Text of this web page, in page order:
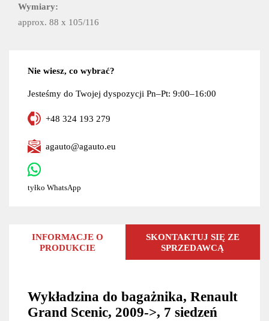
Wymiary:
approx. 88 x 105/116
Nie wiesz, co wybrać?
Jesteśmy do Twojej dyspozycji Pn–Pt: 9:00–16:00
+48 324 193 279
agauto@agauto.eu
tyłko WhatsApp
INFORMACJE O
PRODUKCIE
SKONTAKTUJ SIĘ ZE
SPRZEDAWCĄ
Wykładzina do bagażnika, Renault
Grand Scenic, 2009->, 7 siedzeń